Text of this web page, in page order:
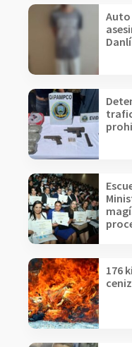
Danlí
176